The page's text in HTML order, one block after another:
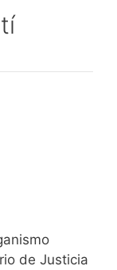
de Justicia